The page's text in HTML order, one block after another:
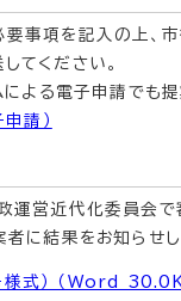
事項を記入の上、
てください。
よる電子申請でも提
請）
運営近代化委員会で
者に結果をお知らせし
様式） （Word